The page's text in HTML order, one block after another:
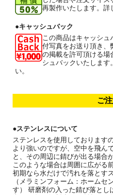
再製作いたします。詳
●キャッシュバック
この商品はキャッシュ
付写真をお送り頂き、
の掲載を許可頂ける場
シュバックいたします
い。
ご
●ステンレスについて
ステンレスを使用しております
より強いのですが、空中を飛ん
と、その周辺に錆びが出る場合
このような場合は周囲に広がる
初期なら水だけで汚れを落とす
（メラミンフォーム：ホームセ
す） 研磨剤の入った錆び落とし